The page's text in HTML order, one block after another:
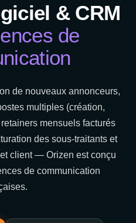
& CRM
de
de nouveaux annonceurs,
multiples (création,
mensuels facturés
des sous-traitants et
client — Orizen est conçu
de communication